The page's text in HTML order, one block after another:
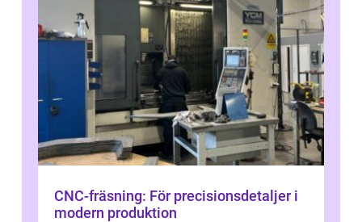
CNC-fräsning: För precisionsdetaljer i
modern produktion